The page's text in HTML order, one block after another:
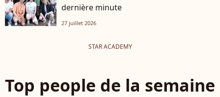
dernière minute
27 juillet 2026
STAR ACADEMY
Top people de la semaine